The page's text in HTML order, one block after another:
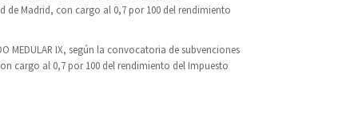
de Madrid, con cargo al 0,7 por 100 del rendimiento
MEDULAR IX, según la convocatoria de subvenciones
cargo al 0,7 por 100 del rendimiento del Impuesto